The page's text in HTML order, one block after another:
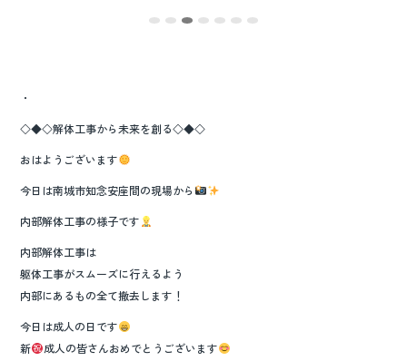
・
◇◆◇解体工事から未来を創る◇◆◇
おはようございます
今日は南城市知念安座間の現場から
内部解体工事の様子です
内部解体工事は
躯体工事がスムーズに行えるよう
内部にあるもの全て撤去します！
今日は成人の日です
新
成人の皆さんおめでとうございます